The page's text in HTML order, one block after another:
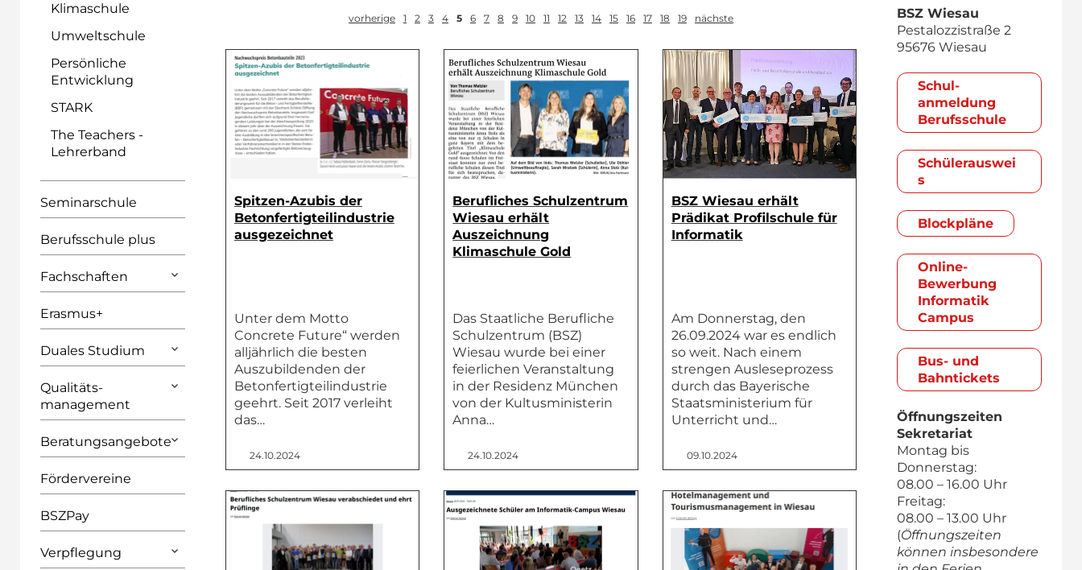
Klimaschule
Umweltschule
Persönliche
Entwicklung
STARK
The Teachers -
Lehrerband
Seminarschule
Berufsschule plus
Fachschaften
Erasmus+
Duales Studium
Qualitäts­
management
Beratungsangebote
Fördervereine
BSZPay
Verpflegung
vorherige 1 2 3 4 5 6 7 8 9 10 11 12 13 14 15 16 17 18 19 nächste
Spitzen-Azubis der
Betonfertigteilindustrie
ausgezeichnet
Unter dem Motto
Concrete Future“ werden
alljährlich die besten
Auszubildenden der
Betonfertigteilindustrie
geehrt. Seit 2017 verleiht
das…
24.10.2024
Berufliches Schulzentrum
Wiesau erhält
Auszeichnung
Klimaschule Gold
Das Staatliche Berufliche
Schulzentrum (BSZ)
Wiesau wurde bei einer
feierlichen Veranstaltung
in der Residenz München
von der Kultusministerin
Anna…
24.10.2024
BSZ Wiesau erhält
Prädikat Profilschule für
Informatik
Am Donnerstag, den
26.09.2024 war es endlich
so weit. Nach einem
strengen Ausleseprozess
durch das Bayerische
Staatsministerium für
Unterricht und…
09.10.2024
BSZ Wiesau
Pestalozzistraße 2
95676 Wiesau
Schul­
anmeldung
Berufsschule
Schülerauswei
s
Blockpläne
Online-
Bewerbung
Informatik
Campus
Bus- und
Bahntickets
Öffnungszeiten
Sekretariat
Montag bis
Donnerstag:
08.00 – 16.00 Uhr
Freitag:
08.00 – 13.00 Uhr
(Öffnungszeiten
können insbesondere